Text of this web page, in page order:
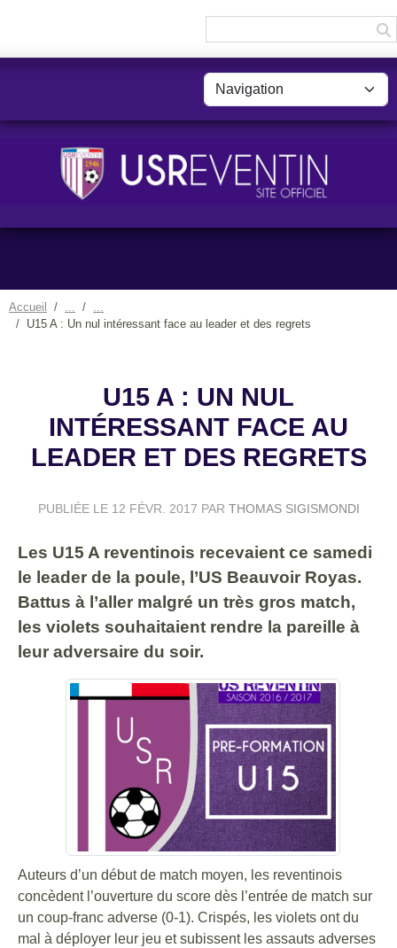
Accueil
U15 A : Un nul intéressant face au leader et des regrets
U15 A : UN NUL
INTÉRESSANT FACE AU
LEADER ET DES REGRETS
PUBLIÉE LE 12 FÉVR. 2017 PAR THOMAS SIGISMONDI
Les U15 A reventinois recevaient ce samedi
le leader de la poule, l’US Beauvoir Royas.
Battus à l’aller malgré un très gros match,
les violets souhaitaient rendre la pareille à
leur adversaire du soir.
Auteurs d’un début de match moyen, les reventinois
concèdent l’ouverture du score dès l’entrée de match sur
un coup-franc adverse (0-1). Crispés, les violets ont du
mal à déployer leur jeu et subissent les assauts adverses